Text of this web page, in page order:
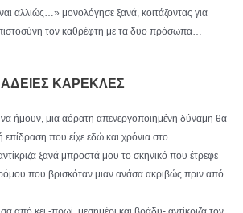
αλλιώς…» μονολόγησε ξανά, κοιτάζοντας για
τον καθρέφτη με τα δυο πρόσωπα…
ΑΔΕΙΕΣ ΚΑΡΕΚΛΕΣ
ήμουν, μια αόρατη απενεργοποιημένη δύναμη θα
που είχε εδώ και χρόνια στο
ξανά μπροστά μου το σκηνικό που έτρεφε
που βρισκόταν μιαν ανάσα ακριβώς πριν από